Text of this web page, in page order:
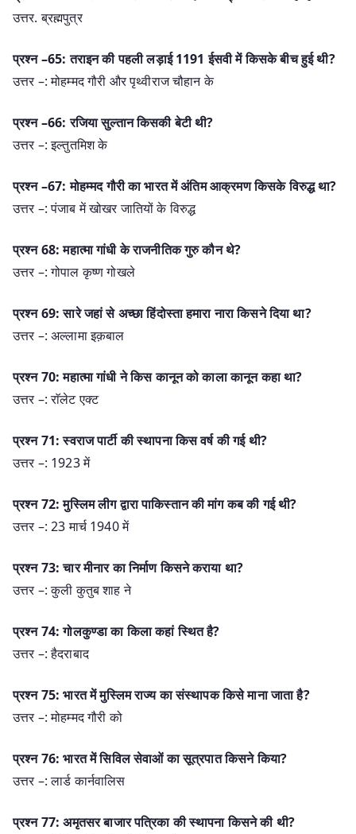
उत्तर. ब्रह्मपुत्र
प्रश्न –65: तराइन की पहली लड़ाई 1191 ईसवी में किसके बीच हुई थी?
उत्तर –: मोहम्मद गौरी और पृथ्वीराज चौहान के
प्रश्न –66: रजिया सुल्तान किसकी बेटी थी?
उत्तर –: इल्तुतमिश के
प्रश्न –67: मोहम्मद गौरी का भारत में अंतिम आक्रमण किसके विरुद्ध था?
उत्तर –: पंजाब में खोखर जातियों के विरुद्ध
प्रश्न 68: महात्मा गांधी के राजनीतिक गुरु कौन थे?
उत्तर –: गोपाल कृष्ण गोखले
प्रश्न 69: सारे जहां से अच्छा हिंदोस्ता हमारा नारा किसने दिया था?
उत्तर –: अल्लामा इक़बाल
प्रश्न 70: महात्मा गांधी ने किस कानून को काला कानून कहा था?
उत्तर –: राॅलेट एक्ट
प्रश्न 71: स्वराज पार्टी की स्थापना किस वर्ष की गई थी?
उत्तर –: 1923 में
प्रश्न 72: मुस्लिम लीग द्वारा पाकिस्तान की मांग कब की गई थी?
उत्तर –: 23 मार्च 1940 में
प्रश्न 73: चार मीनार का निर्माण किसने कराया था?
उत्तर –: कुली कुतुब शाह ने
प्रश्न 74: गोलकुण्डा का किला कहां स्थित है?
उत्तर –: हैदराबाद
प्रश्न 75: भारत में मुस्लिम राज्य का संस्थापक किसे माना जाता है?
उत्तर –: मोहम्मद गौरी को
प्रश्न 76: भारत में सिविल सेवाओं का सूत्रपात किसने किया?
उत्तर –: लार्ड कार्नवालिस
प्रश्न 77: अमृतसर बाजार पत्रिका की स्थापना किसने की थी?